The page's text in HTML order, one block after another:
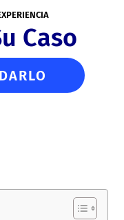
Caso